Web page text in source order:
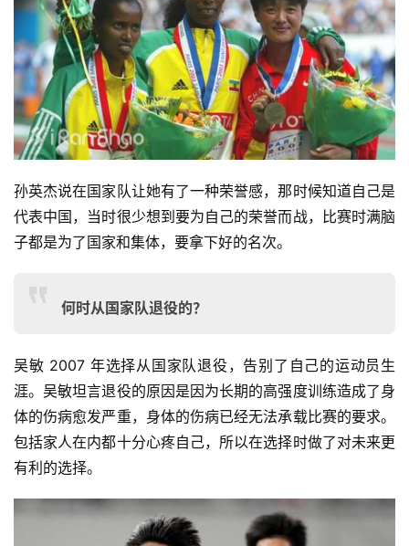
孙英杰说在国家队让她有了一种荣誉感，那时候知道自己是
代表中国，当时很少想到要为自己的荣誉而战，比赛时满脑
子都是为了国家和集体，要拿下好的名次。
何时从国家队退役的？
吴敏 2007 年选择从国家队退役，告别了自己的运动员生
涯。吴敏坦言退役的原因是因为长期的高强度训练造成了身
体的伤病愈发严重，身体的伤病已经无法承载比赛的要求。
包括家人在内都十分心疼自己，所以在选择时做了对未来更
有利的选择。